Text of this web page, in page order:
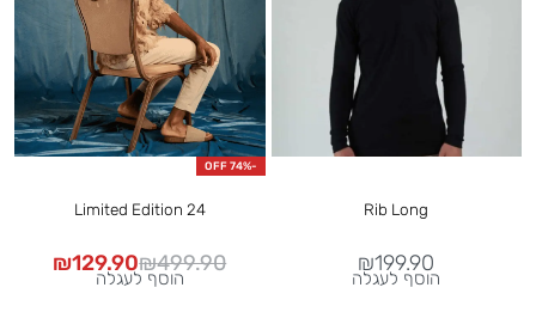
Rib Long
₪199.90
הוסף לעגלה
-74% OFF
Limited Edition 24
₪499.90
₪129.90
הוסף לעגלה